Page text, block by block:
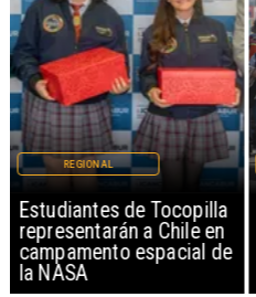
Estudiantes de Tocopilla
representarán a Chile en
campamento espacial de
la NASA
REGIONAL